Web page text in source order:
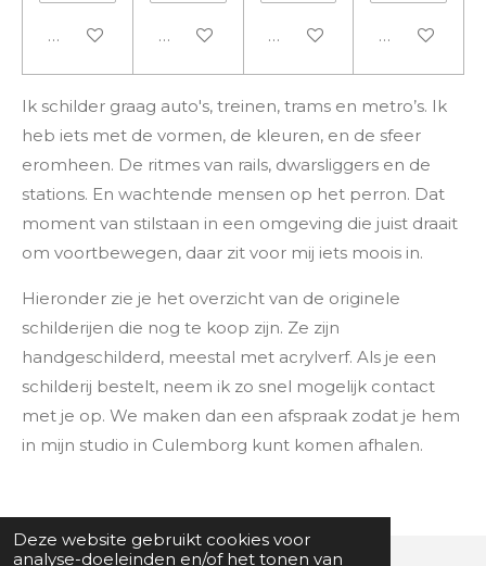
Deze website gebruikt cookies voor
analyse-doeleinden en/of het tonen van
In winkelwagenIn winkelwagenIn winkelwagenIn
Ik schilder graag auto's, treinen, trams en metro’s. Ik
heb iets met de vormen, de kleuren, en de sfeer
eromheen. De ritmes van rails, dwarsliggers en de
stations. En wachtende mensen op het perron. Dat
moment van stilstaan in een omgeving die juist draait
om voortbewegen, daar zit voor mij iets moois in.
Hieronder zie je het overzicht van de originele
schilderijen die nog te koop zijn. Ze zijn
handgeschilderd, meestal met acrylverf. Als je een
schilderij bestelt, neem ik zo snel mogelijk contact
met je op. We maken dan een afspraak zodat je hem
in mijn studio in Culemborg kunt komen afhalen.